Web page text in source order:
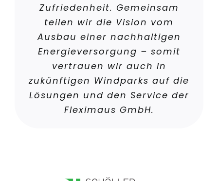
Zufriedenheit. Gemeinsam
teilen wir die Vision vom
Ausbau einer nachhaltigen
Energieversorgung – somit
vertrauen wir auch in
zukünftigen Windparks auf die
Lösungen und den Service der
Fleximaus GmbH.